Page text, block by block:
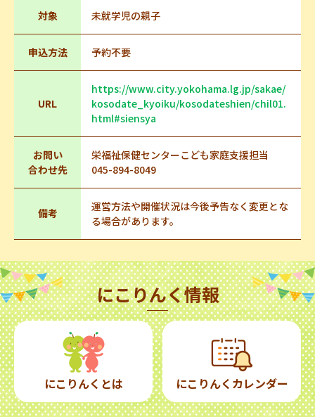
対象 未就学児の親子
申込方法 予約不要
URL
https://www.city.yokohama.lg.jp/sakae/
kosodate_kyoiku/kosodateshien/chil01.
html#siensya
お問い
合わせ先
栄福祉保健センターこども家庭支援担当
045-894-8049
備考
運営方法や開催状況は今後予告なく変更とな
る場合があります。
にこりんく情報
にこりんくとは にこりんくカレンダー